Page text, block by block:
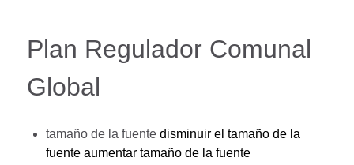
Plan Regulador Comunal
Global
tamaño de la fuente disminuir el tamaño de la
fuente aumentar tamaño de la fuente